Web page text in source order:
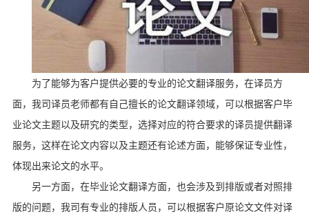
为了能够为客户提供必要的专业的论文翻译服务，在译员方
面，我司译员老师都有自己擅长的论文翻译领域，可以根据客户毕
业论文主题以及研究的类型，选择对应的符合要求的译员提供翻译
服务，这样在论文内容以及主题还有论述方面，能够保证专业性，
体现出来论文的水平。
另一方面，在毕业论文翻译方面，也会涉及到排版或者对照排
版的问题，我司有专业的排版人员，可以根据客户原论文文件对译